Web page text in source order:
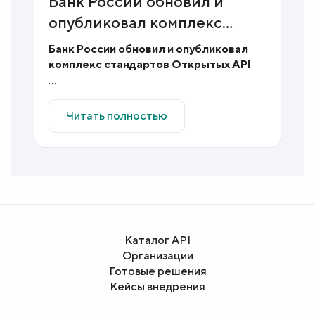
опубликовал комплекс
стандартов Открытых API
Банк России обновил и опубликовал
комплекс стандартов Открытых API
утвердил и разместил на своем
официальном сайте...
Читать полностью
Каталог API
Организации
Готовые решения
Кейсы внедрения